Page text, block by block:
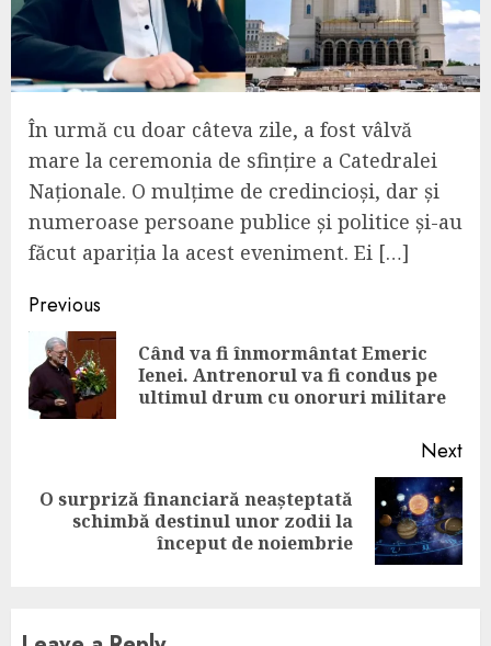
În urmă cu doar câteva zile, a fost vâlvă
mare la ceremonia de sfințire a Catedralei
Naționale. O mulțime de credincioși, dar și
numeroase persoane publice și politice și-au
făcut apariția la acest eveniment. Ei […]
Continue
Reading
Previous
Când va fi înmormântat Emeric
Ienei. Antrenorul va fi condus pe
ultimul drum cu onoruri militare
Next
Next
O surpriză financiară neașteptată
schimbă destinul unor zodii la
început de noiembrie